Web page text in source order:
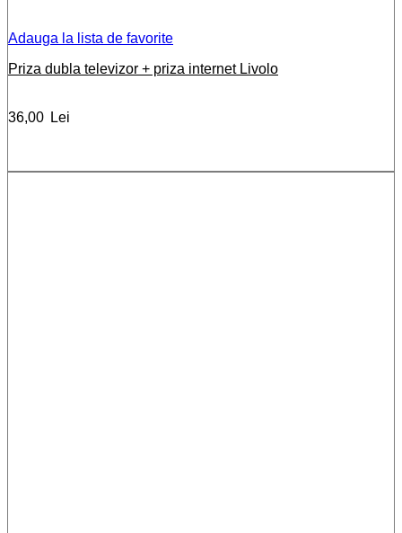
Adauga la lista de favorite
Priza dubla televizor + priza internet Livolo
36,00 Lei